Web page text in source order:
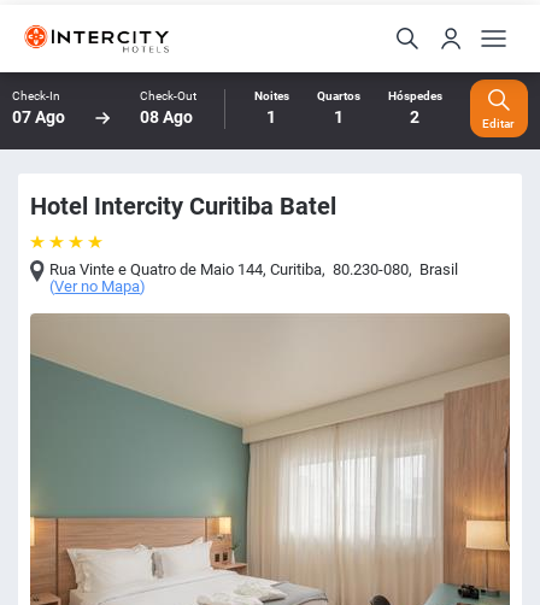
Check-In
07 Ago
Check-Out
08 Ago
Noites
1
Quartos
1
Hóspedes
2 Editar
Hotel Intercity Curitiba Batel
Rua Vinte e Quatro de Maio 144,Curitiba, 80.230-080, Brasil
(Ver no Mapa)